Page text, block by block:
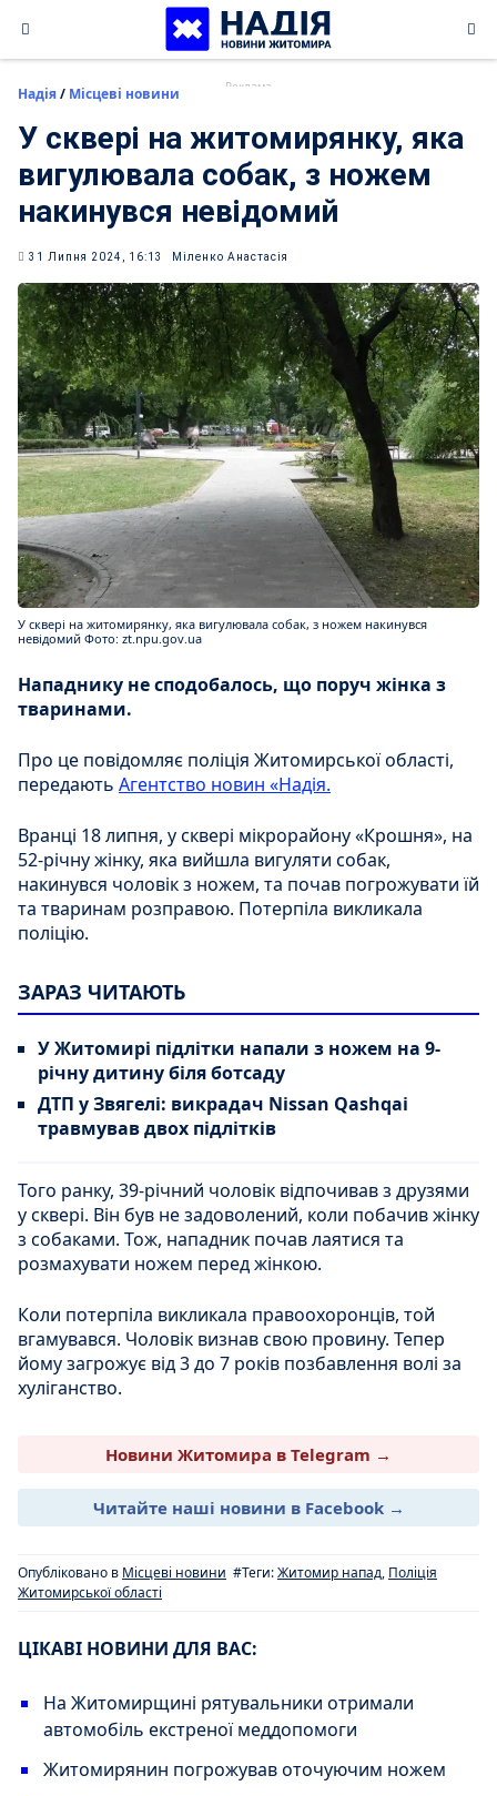
content
Надія/ Місцеві новини
У сквері на житомирянку, яка
вигулювала собак, з ножем
накинувся невідомий
31 Липня 2024, 16:13 Міленко Анастасія
У сквері на житомирянку, яка вигулювала собак, з ножем накинувся
невідомий Фото: zt.npu.gov.ua
Нападнику не сподобалось, що поруч жінка з
тваринами.
Про це повідомляє поліція Житомирської області,
передають Агентство новин «Надія.
Вранці 18 липня, у сквері мікрорайону «Крошня», на
52-річну жінку, яка вийшла вигуляти собак,
накинувся чоловік з ножем, та почав погрожувати їй
та тваринам розправою. Потерпіла викликала
поліцію.
ЗАРАЗ ЧИТАЮТЬ
У Житомирі підлітки напали з ножем на 9-
річну дитину біля ботсаду
ДТП у Звягелі: викрадач Nissan Qashqai
травмував двох підлітків
Того ранку, 39-річний чоловік відпочивав з друзями
у сквері. Він був не задоволений, коли побачив жінку
з собаками. Тож, нападник почав лаятися та
розмахувати ножем перед жінкою.
Коли потерпіла викликала правоохоронців, той
вгамувався. Чоловік визнав свою провину. Тепер
йому загрожує від 3 до 7 років позбавлення волі за
хуліганство.
Новини Житомира в Telegram →
Читайте наші новини в Facebook →
Опубліковано в Місцеві новини #Теги:Житомир напад, Поліція
Житомирської області
ЦІКАВІ НОВИНИ ДЛЯ ВАС:
На Житомирщині рятувальники отримали
автомобіль екстреної меддопомоги
Житомирянин погрожував оточуючим ножем